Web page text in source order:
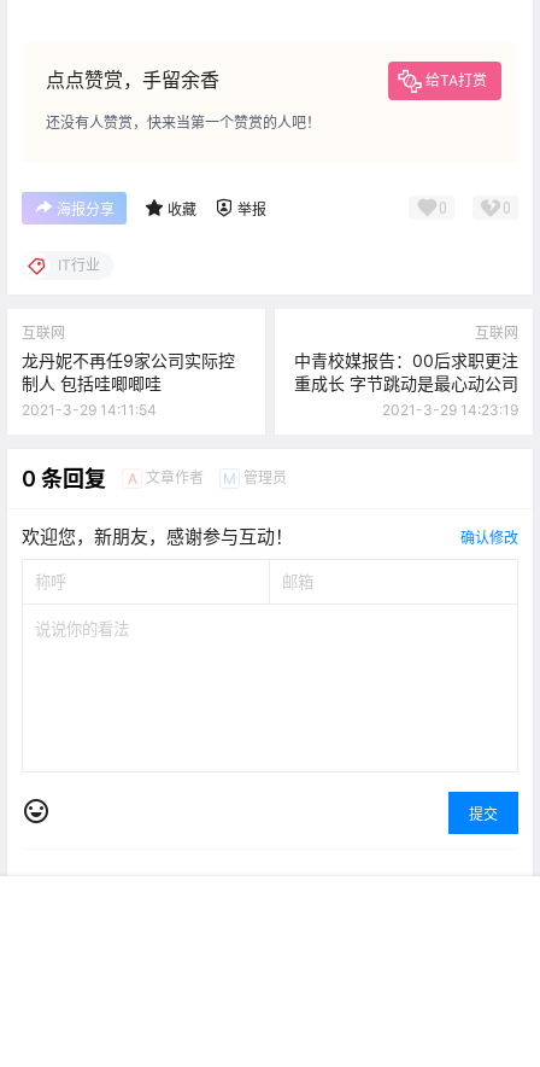
点点赞赏，手留余香 给TA打赏
还没有人赞赏，快来当第一个赞赏的人吧！
海报分享 收藏 举报 0 0
IT行业
互联网
龙丹妮不再任9家公司实际控
制人 包括哇唧唧哇
2021-3-29 14:11:54
互联网
中青校媒报告：00后求职更注
重成长 字节跳动是最心动公司
2021-3-29 14:23:19
0 条回复 A 文章作者 M 管理员
欢迎您，新朋友，感谢参与互动！ 确认修改
提交